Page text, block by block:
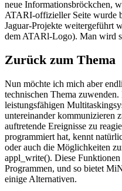
neue Informationsbröckchen,
ATARI-offizieller Seite wurde
Jaguar-Projekte weitergeführt
dem ATARl-Logo). Man wird
Zurück zum Thema
Nun möchte ich mich aber
technischen Thema
leistungsfähigen
untereinander kommunizieren
auftretende Ereignisse zu
programmiert hat, kennt
oder auch die Möglichkeiten
appl_write(). Diese
Programmen, und so bietet
einige Alternativen.